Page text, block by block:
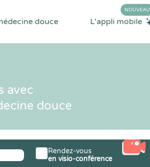
douce L'appli mobile
NOUVEAU
avec
douce
Rendez-vous
en visio-conférence